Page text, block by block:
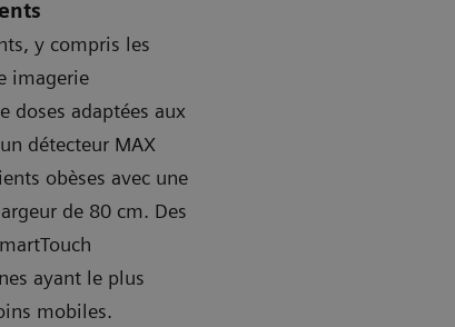
y compris les
imagerie
doses adaptées aux
détecteur MAX
obèses avec une
de 80 cm. Des
ayant le plus
mobiles.